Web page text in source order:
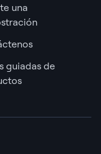
una
guiadas de